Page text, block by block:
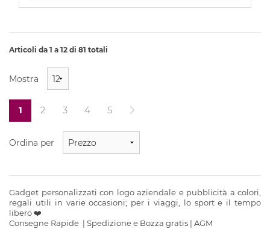
Articoli da 1 a 12 di 81 totali
Mostra
1 2 3 4 5
Ordina per
Gadget personalizzati con logo aziendale e pubblicità a colori,
regali utili in varie occasioni; per i viaggi, lo sport e il tempo
libero ❤️
Consegne Rapide | Spedizione e Bozza gratis | AGM